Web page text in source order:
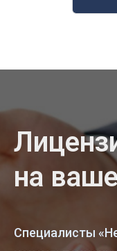
на
Специалисты